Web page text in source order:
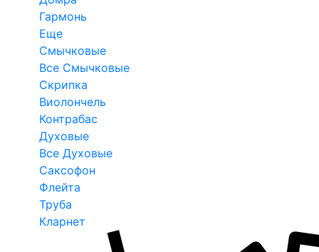
Гармонь
Еще
Смычковые
Все Смычковые
Скрипка
Виолончель
Контрабас
Духовые
Все Духовые
Саксофон
Флейта
Труба
Кларнет